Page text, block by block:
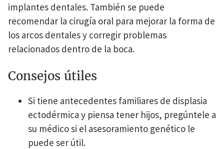
implantes dentales. También se puede
recomendar la cirugía oral para mejorar la forma de
los arcos dentales y corregir problemas
relacionados dentro de la boca.
Consejos útiles
Si tiene antecedentes familiares de displasia
ectodérmica y piensa tener hijos, pregúntele a
su médico si el asesoramiento genético le
puede ser útil.